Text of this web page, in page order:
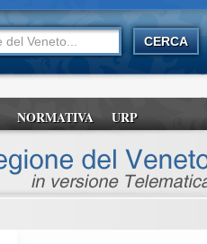
NORMATIVA URP